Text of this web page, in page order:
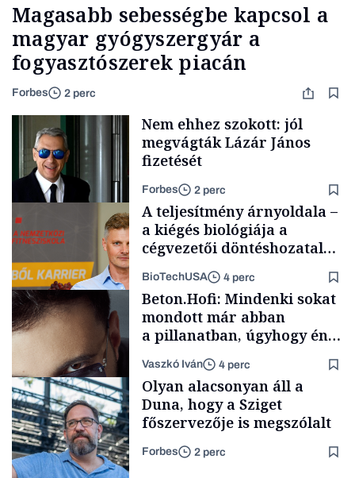
Magasabb sebességbe kapcsol a
magyar gyógyszergyár a
fogyasztószerek piacán
Forbes 2 perc
Politika
Nem ehhez szokott: jól
megvágták Lázár János
fizetését
Forbes 2 perc
Content Lab HUB
A teljesítmény árnyoldala –
a kiégés biológiája a
cégvezetői döntéshozatal
BioTechUSA 4 perc
Forbes-sztori
Beton.Hofi: Mindenki sokat
mondott már abban
a pillanatban, úgyhogy én
a legsarkosabb
gondolataimat akartam
kimondani
Vaszkó Iván 4 perc
Olyan alacsonyan áll a
Duna, hogy a Sziget
főszervezője is megszólalt
Forbes 2 perc